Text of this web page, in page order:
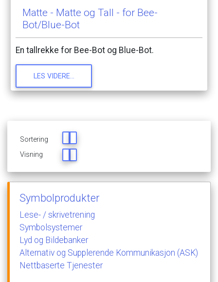
Matte - Matte og Tall - for Bee-
Bot/Blue-Bot
En tallrekke for Bee-Bot og Blue-Bot.
LES VIDERE...
Sortering
Visning
Symbolprodukter
Lese- / skrivetrening
Symbolsystemer
Lyd og Bildebanker
Alternativ og Supplerende Kommunikasjon (ASK)
Nettbaserte Tjenester